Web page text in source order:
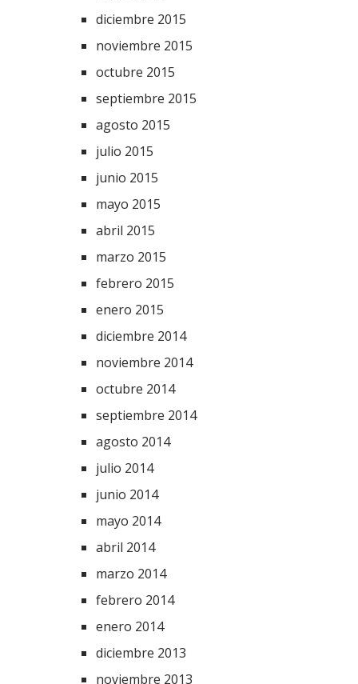
diciembre 2015
noviembre 2015
octubre 2015
septiembre 2015
agosto 2015
julio 2015
junio 2015
mayo 2015
abril 2015
marzo 2015
febrero 2015
enero 2015
diciembre 2014
noviembre 2014
octubre 2014
septiembre 2014
agosto 2014
julio 2014
junio 2014
mayo 2014
abril 2014
marzo 2014
febrero 2014
enero 2014
diciembre 2013
noviembre 2013